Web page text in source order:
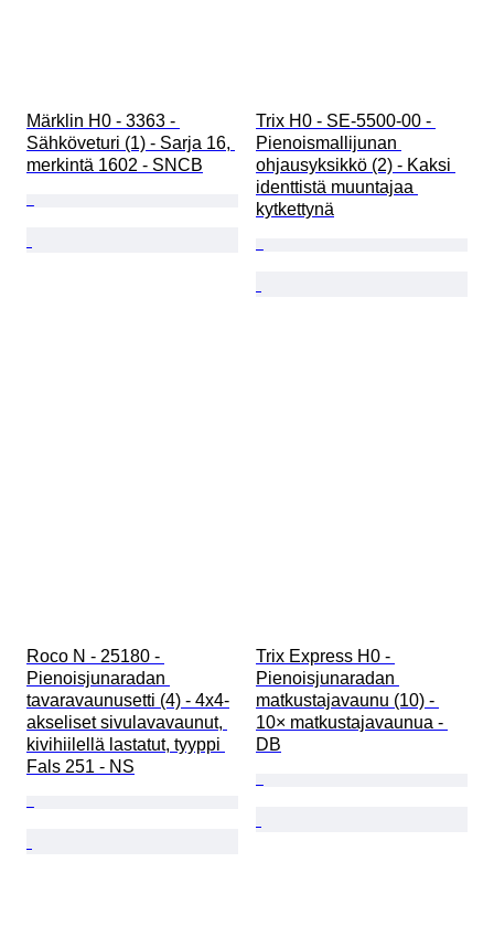
Märklin H0 - 3363 -
Sähköveturi (1) - Sarja 16,
merkintä 1602 - SNCB
Trix H0 - SE-5500-00 -
Pienoismallijunan
ohjausyksikkö (2) - Kaksi
identtistä muuntajaa
kytkettynä
Roco N - 25180 -
Pienoisjunaradan
tavaravaunusetti (4) - 4x4-
akseliset sivulavavaunut,
kivihiilellä lastatut, tyyppi
Fals 251 - NS
Trix Express H0 -
Pienoisjunaradan
matkustajavaunu (10) -
10× matkustajavaunua -
DB